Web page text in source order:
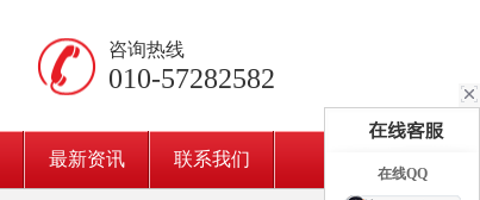
咨询热线
010-57282582
最新资讯 联系我们
在线QQ